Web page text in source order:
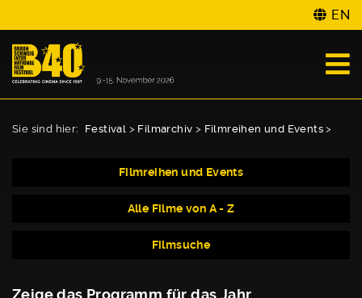
EN
Sie sind hier: Festival > Filmarchiv > Filmreihen und Events >
Filmreihen und Events
Alle Filme von A - Z
Filmsuche
Zeige das Programm für das Jahr